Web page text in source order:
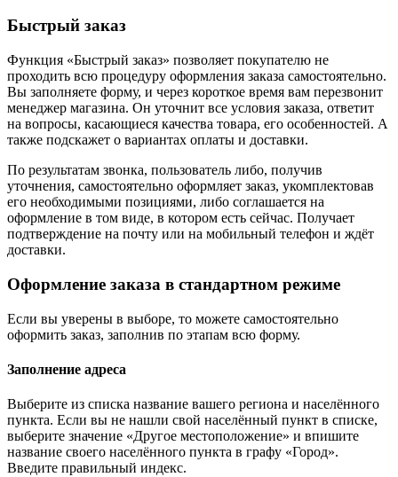
Быстрый заказ
Функция «Быстрый заказ» позволяет покупателю не
проходить всю процедуру оформления заказа самостоятельно.
Вы заполняете форму, и через короткое время вам перезвонит
менеджер магазина. Он уточнит все условия заказа, ответит
на вопросы, касающиеся качества товара, его особенностей. А
также подскажет о вариантах оплаты и доставки.
По результатам звонка, пользователь либо, получив
уточнения, самостоятельно оформляет заказ, укомплектовав
его необходимыми позициями, либо соглашается на
оформление в том виде, в котором есть сейчас. Получает
подтверждение на почту или на мобильный телефон и ждёт
доставки.
Оформление заказа в стандартном режиме
Если вы уверены в выборе, то можете самостоятельно
оформить заказ, заполнив по этапам всю форму.
Заполнение адреса
Выберите из списка название вашего региона и населённого
пункта. Если вы не нашли свой населённый пункт в списке,
выберите значение «Другое местоположение» и впишите
название своего населённого пункта в графу «Город».
Введите правильный индекс.